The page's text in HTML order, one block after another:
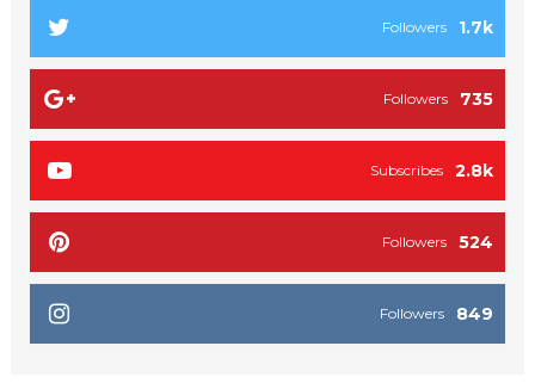
1.7k
Followers
735
Followers
2.8k
Subscribes
524
Followers
849
Followers